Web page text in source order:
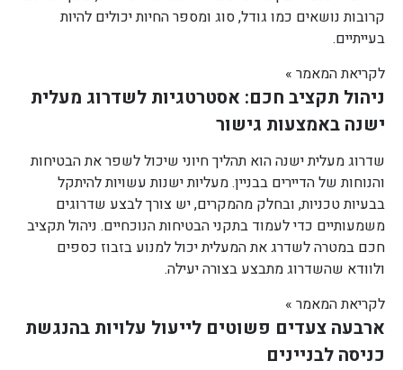
קרובות נושאים כמו גודל, סוג ומספר החיות יכולים להיות
בעייתיים.
לקריאת המאמר »
ניהול תקציב חכם: אסטרטגיות לשדרוג מעלית
ישנה באמצעות גישור
שדרוג מעלית ישנה הוא תהליך חיוני שיכול לשפר את הבטיחות
והנוחות של הדיירים בבניין. מעליות ישנות עשויות להיתקל
בבעיות טכניות, ובחלק מהמקרים, יש צורך לבצע שדרוגים
משמעותיים כדי לעמוד בתקני הבטיחות הנוכחיים. ניהול תקציב
חכם במטרה לשדרג את המעלית יכול למנוע בזבוז כספים
ולוודא שהשדרוג מתבצע בצורה יעילה.
לקריאת המאמר »
ארבעה צעדים פשוטים לייעול עלויות בהנגשת
כניסה לבניינים